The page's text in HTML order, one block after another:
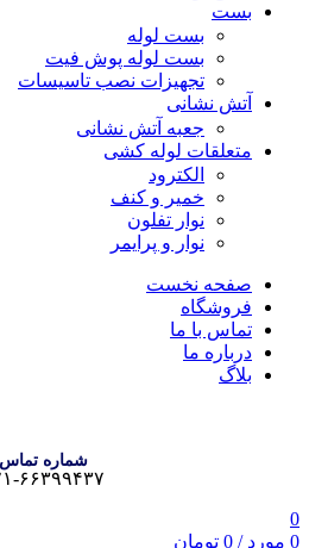
بست
بست لوله
بست لوله پوش فیت
تجهیزات نصب تاسیسات
آتش نشانی
جعبه آتش نشانی
متعلقات لوله کشی
الکترود
خمیر و کنف
نوار تفلون
نوار و پرایمر
صفحه نخست
فروشگاه
تماس با ما
درباره ما
بلاگ
شماره تماس
۰۲۱-
0
0 مورد /
0 تومان